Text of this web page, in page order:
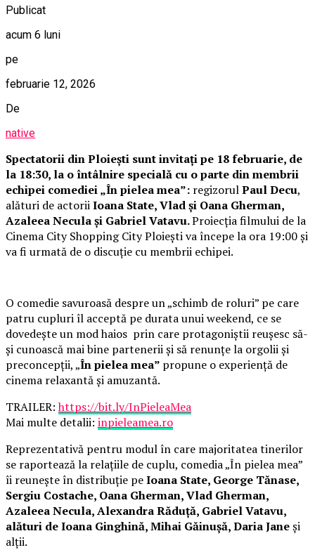
Publicat
acum 6 luni
pe
februarie 12, 2026
De
native
Spectatorii din Ploiești sunt invitați pe 18 februarie, de
la 18:30, la o întâlnire specială cu o parte din membrii
echipei comediei „În pielea mea”: regizorulPaul Decu,
alături de actoriiIoana State, Vlad și Oana Gherman,
Azaleea Necula și Gabriel Vatavu.Proiecția filmului de la
Cinema City Shopping City Ploiești va începe la ora 19:00 și
va fi urmată de o discuție cu membrii echipei.
O comedie savuroasă despre un „schimb de roluri” pe care
patru cupluri îl acceptă pe durata unui weekend, ce se
dovedește un mod haios prin care protagoniștii reușesc să-
și cunoască mai bine partenerii și să renunțe la orgolii și
preconcepții, „În pielea mea” propune o experiență de
cinema relaxantă și amuzantă.
TRAILER:https://bit.ly/InPieleaMea
Mai multe detalii: inpieleamea.ro
Reprezentativă pentru modul în care majoritatea tinerilor
se raportează la relațiile de cuplu, comedia „În pielea mea”
îi reunește în distribuție peIoana State, George Tănase,
Sergiu Costache, Oana Gherman, Vlad Gherman,
Azaleea Necula, Alexandra Răduță, Gabriel Vatavu,
alături de Ioana Ginghină, Mihai Găinușă, Daria Janeși
alții.